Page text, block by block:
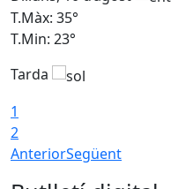
T.Màx: 35°
T.Min: 23°
Tarda
1
2
AnteriorSegüent